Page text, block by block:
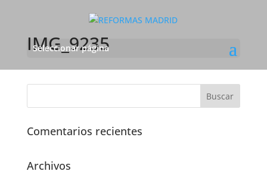
Seleccionar página
IMG_9235
Comentarios recientes
Archivos